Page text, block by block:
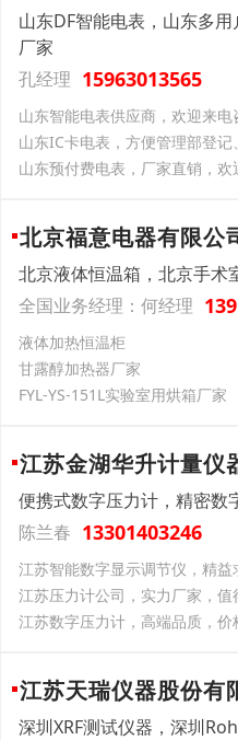
山东DF智能电表，山东多
厂家
孔经理 15963013565
山东智能电表供应商，欢迎来电
山东IC卡电表，方便管理部登记
山东预付费电表，厂家直销，欢
北京福意电器有限公
北京液体恒温箱，北京手术
全国业务经理：何经理
液体加热恒温柜
甘露醇加热器厂家
FYL-YS-151L实验室用烘箱厂家
江苏金湖华升计量仪
便携式数字压力计，精密数
陈兰春 13301403246
江苏智能数字显示调节仪，精益
江苏压力计公司，实力厂家，值
江苏数字压力计，高端品质，价
江苏天瑞仪器股份有
深圳XRF测试仪器，深圳